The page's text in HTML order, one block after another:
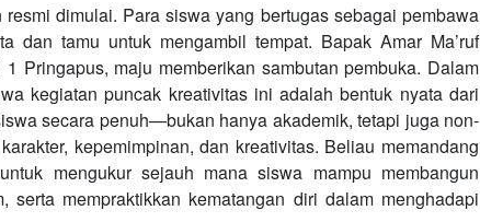
dimulai. Para siswa yang bertugas sebagai pembawa
dan tamu untuk mengambil tempat. Bapak Amar Ma’ruf
Pringapus, maju memberikan sambutan pembuka. Dalam
kegiatan puncak kreativitas ini adalah bentuk nyata dari
secara penuh—bukan hanya akademik, tetapi juga non-
kepemimpinan, dan kreativitas. Beliau memandang
mengukur sejauh mana siswa mampu membangun
serta mempraktikkan kematangan diri dalam menghadapi